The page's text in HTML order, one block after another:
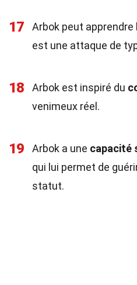
17 Arbok peut
est une attaque de
18 Arbok est inspiré du
venimeux réel.
19 Arbok a une capacité
qui lui permet de
statut.